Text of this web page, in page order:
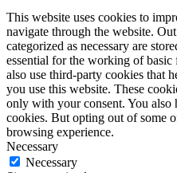
This website uses cookies to
navigate through the website.
categorized as necessary are
essential for the working of
also use third-party cookies that
you use this website. These
only with your consent. You also
cookies. But opting out of some
browsing experience.
Necessary
Necessary